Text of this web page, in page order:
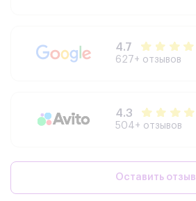
4.7
627+ отзывов
4.3
504+ отзывов
Оставить отзыв